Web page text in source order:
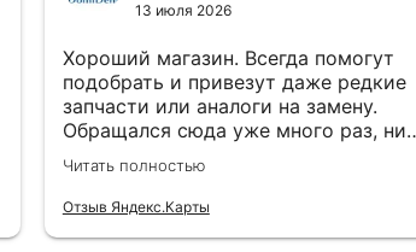
13 июля 2026
Хороший магазин. Всегда помогут
подобрать и привезут даже редкие
запчасти или аналоги на замену.
Обращался сюда уже много раз, ни
каках проблем ни когда не возникало
Читать полностью
Отзыв Яндекс.Карты